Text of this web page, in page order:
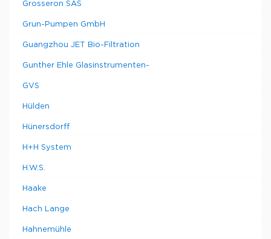
Grosseron SAS
Grun-Pumpen GmbH
Guangzhou JET Bio-Filtration
Gunther Ehle Glasinstrumenten-
GVS
Hülden
Hünersdorff
H+H System
H.W.S.
Haake
Hach Lange
Hahnemühle